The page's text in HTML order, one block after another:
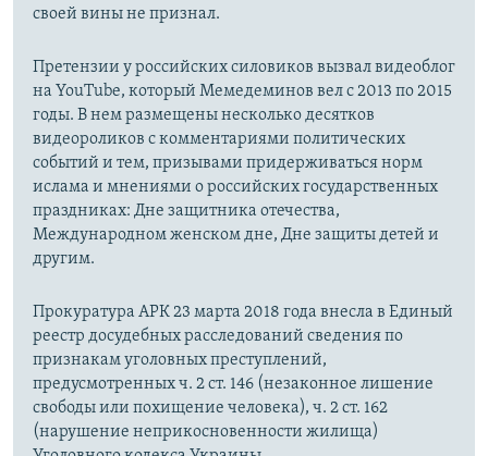
своей вины не признал.
Претензии у российских силовиков вызвал видеоблог
на YouTube, который Мемедеминов вел с 2013 по 2015
годы. В нем размещены несколько десятков
видеороликов с комментариями политических
событий и тем, призывами придерживаться норм
ислама и мнениями о российских государственных
праздниках: Дне защитника отечества,
Международном женском дне, Дне защиты детей и
другим.
Прокуратура АРК 23 марта 2018 года внесла в Единый
реестр досудебных расследований сведения по
признакам уголовных преступлений,
предусмотренных ч. 2 ст. 146 (незаконное лишение
свободы или похищение человека), ч. 2 ст. 162
(нарушение неприкосновенности жилища)